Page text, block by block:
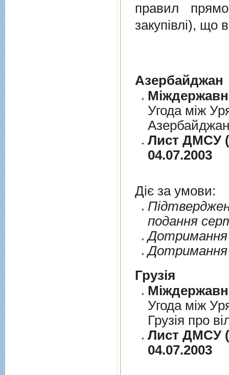
правил
закупівлі), що
Азербайджан
Угода між
Лист ДМСУ
04.07.2003
Діє за умови:
подання
Дотримання
Дотримання
Грузія
Угода між
Грузія про
Лист ДМСУ
04.07.2003